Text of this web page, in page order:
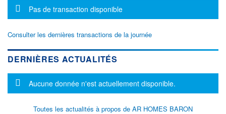
Message d'information
Pas de transaction disponible
Consulter les dernières transactions de la journée
DERNIÈRES ACTUALITÉS
Message d'information
Aucune donnée n'est actuellement disponible.
Toutes les actualités à propos de AR HOMES BARON